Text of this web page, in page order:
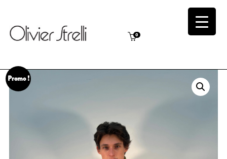
0
Promo !